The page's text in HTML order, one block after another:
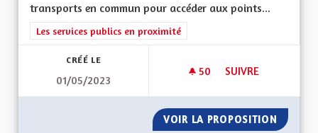
transports en commun pour accéder aux points...
Filtrer les résultats de la catégorie : Les services publics en
Les services publics en proximité
CRÉÉ LE
01/05/2023
50 50 ABONNÉS
SUIVRE
VOIR LA PROPOSITION